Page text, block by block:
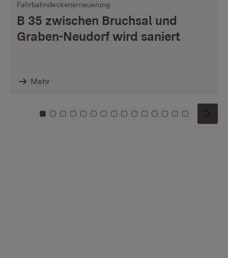
Fahrbahndeckenerneuerung
B 35 zwischen Bruchsal und
Graben-Neudorf wird saniert
Mehr
Zu Kachel: 0
Zu Kachel: 1
Zu Kachel: 2
Zu Kachel: 3
Zu Kachel: 4
Zu Kachel: 5
Zu Kachel: 6
Zu Kachel: 7
Zu Kachel: 8
Zu Kachel: 9
Zu Kachel: 10
Zu Kachel: 11
Zu Kachel: 12
Zu Kachel:
Zu